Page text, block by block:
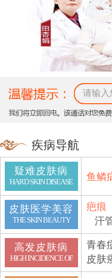
疾病导航
疑难皮肤病
HARD SKIN DISEASE 鱼鳞
皮肤医学美容
THE SKIN BEAUTY
疤痕
汗
高发皮肤病
HIGH INCIDENCE OF
青春
皮肤